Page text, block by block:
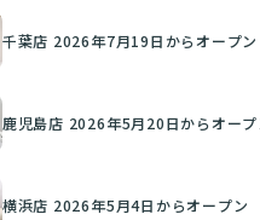
千葉店 2026年7月19日からオープン
鹿児島店 2026年5月20日からオープ
横浜店 2026年5月4日からオープン